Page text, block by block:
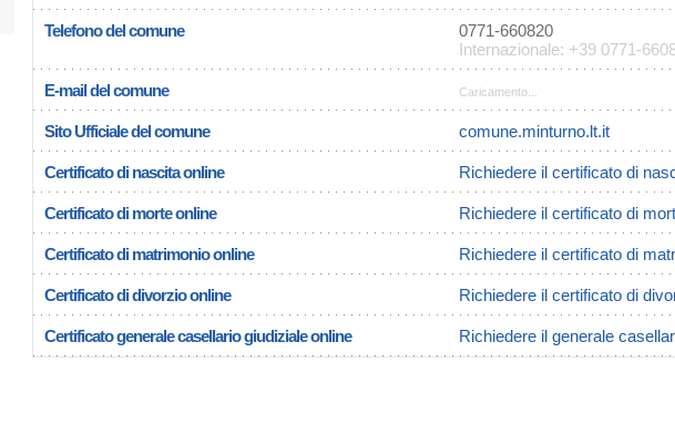
Telefono del comune
0771-660820
Internazionale: +39 0771-
E-mail del comune Caricamento...
Sito Ufficiale del comune comune.minturno.lt.it
Certificato di nascita online Richiedere il certificato di
Certificato di morte online Richiedere il certificato di
Certificato di matrimonio online Richiedere il certificato di
Certificato di divorzio online Richiedere il certificato di
Certificato generale casellario giudiziale online Richiedere il generale